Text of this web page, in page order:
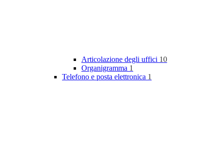
Articolazione degli uffici 10
Organigramma 1
Telefono e posta elettronica 1